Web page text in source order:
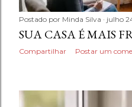
Postado por Minda Silva julho
SUA CASA É MAIS
Compartilhar Postar um